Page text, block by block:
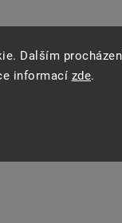
Dalším
informací zde.